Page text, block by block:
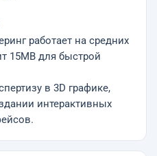
работает на средних
15MB для быстрой
в 3D графике,
интерактивных